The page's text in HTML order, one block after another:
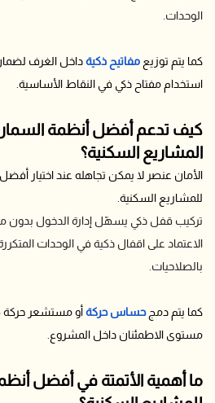
الوحدات.
كما يتم توزيع مفاتيح ذكيةداخل الغرف
استخدام مفتاح ذكي في النقاط الأساسية.
كيف تدعم أفضل أنظمة
المشاريع السكنية؟
الأمان عنصر لا يمكن تجاهله عند اختيار
للمشاريع السكنية.
تركيب قفل ذكي يسهّل إدارة الدخول بدون
الاعتماد على اقفال ذكية في الوحدات
بالصلاحيات.
كما يتم دمج حساس حركةأو مستشعر حركة
مستوى الاطمئنان داخل المشروع.
ما أهمية الأتمتة في أفضل